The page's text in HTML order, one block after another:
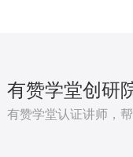
有赞学堂创研
有赞学堂认证讲师，